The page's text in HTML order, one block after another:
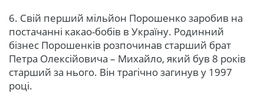
6. Свій перший мільйон Порошенко заробив на
постачанні какао-бобів в Україну. Родинний
бізнес Порошенків розпочинав старший брат
Петра Олексійовича – Михайло, який був 8 років
старший за нього. Він трагічно загинув у 1997
році.